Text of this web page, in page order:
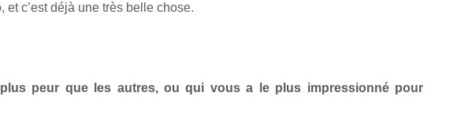
et c’est déjà une très belle chose.
peur que les autres, ou qui vous a le plus impressionné pour